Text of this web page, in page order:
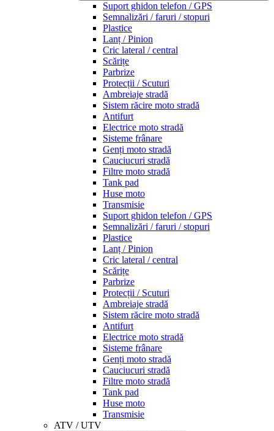
Suport ghidon telefon / GPS
Semnalizări / faruri / stopuri
Plastice
Lanț / Pinion
Cric lateral / central
Scărițe
Parbrize
Protecții / Scuturi
Ambreiaje stradă
Sistem răcire moto stradă
Antifurt
Electrice moto stradă
Sisteme frânare
Genți moto stradă
Cauciucuri stradă
Filtre moto stradă
Tank pad
Huse moto
Transmisie
Suport ghidon telefon / GPS
Semnalizări / faruri / stopuri
Plastice
Lanț / Pinion
Cric lateral / central
Scărițe
Parbrize
Protecții / Scuturi
Ambreiaje stradă
Sistem răcire moto stradă
Antifurt
Electrice moto stradă
Sisteme frânare
Genți moto stradă
Cauciucuri stradă
Filtre moto stradă
Tank pad
Huse moto
Transmisie
ATV / UTV